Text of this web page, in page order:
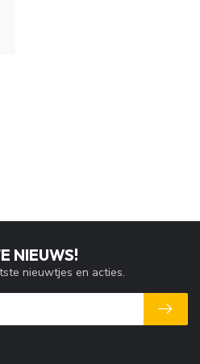
NIEUWS!
nieuwtjes en acties.